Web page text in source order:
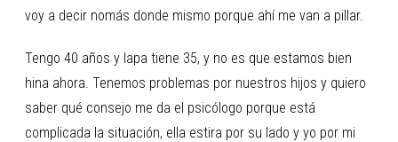
voy a decir nomás donde mismo porque ahí me van a pillar.
Tengo 40 años y lapa tiene 35, y no es que estamos bien
hina ahora. Tenemos problemas por nuestros hijos y quiero
saber qué consejo me da el psicólogo porque está
complicada la situación, ella estira por su lado y yo por mi